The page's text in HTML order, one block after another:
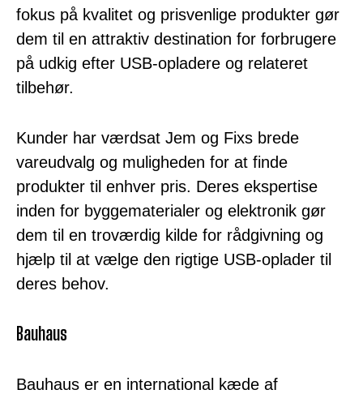
fokus på kvalitet og prisvenlige produkter gør
dem til en attraktiv destination for forbrugere
på udkig efter USB-opladere og relateret
tilbehør.
Kunder har værdsat Jem og Fixs brede
vareudvalg og muligheden for at finde
produkter til enhver pris. Deres ekspertise
inden for byggematerialer og elektronik gør
dem til en troværdig kilde for rådgivning og
hjælp til at vælge den rigtige USB-oplader til
deres behov.
Bauhaus
Bauhaus er en international kæde af